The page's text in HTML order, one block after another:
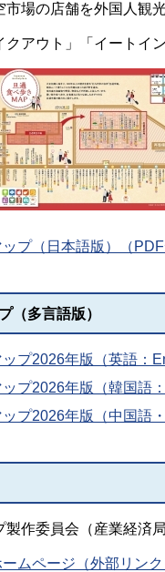
市場の店舗を外国人観
クアウト」「イートイ
プ（日本語版）（PDF
（多言語版）
プ2026年版（英語：
プ2026年版（韓国語
プ2026年版（中国語
製作委員会（産業経済
ムページ（外部リンク